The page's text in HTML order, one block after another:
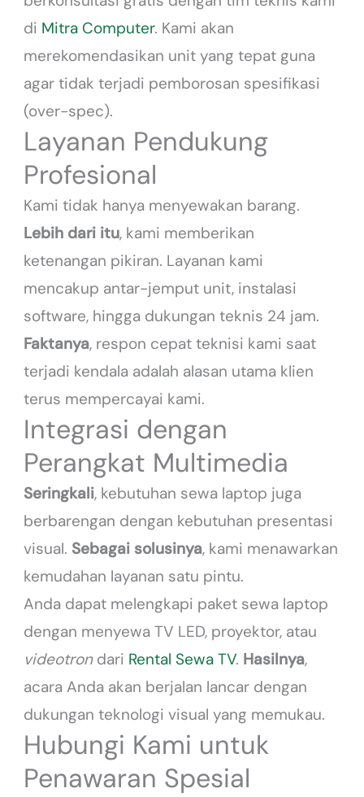
di Mitra Computer. Kami akan
merekomendasikan unit yang tepat guna
agar tidak terjadi pemborosan spesifikasi
(over-spec).
Layanan Pendukung
Profesional
Kami tidak hanya menyewakan barang.
Lebih dari itu, kami memberikan
ketenangan pikiran. Layanan kami
mencakup antar-jemput unit, instalasi
software, hingga dukungan teknis 24 jam.
Faktanya, respon cepat teknisi kami saat
terjadi kendala adalah alasan utama klien
terus mempercayai kami.
Integrasi dengan
Perangkat Multimedia
Seringkali, kebutuhan sewa laptop juga
berbarengan dengan kebutuhan presentasi
visual. Sebagai solusinya, kami menawarkan
kemudahan layanan satu pintu.
Anda dapat melengkapi paket sewa laptop
dengan menyewa TV LED, proyektor, atau
videotrondari Rental Sewa TV. Hasilnya,
acara Anda akan berjalan lancar dengan
dukungan teknologi visual yang memukau.
Hubungi Kami untuk
Penawaran Spesial